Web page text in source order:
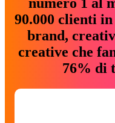
90.000 clienti
brand,
creative che
76% di